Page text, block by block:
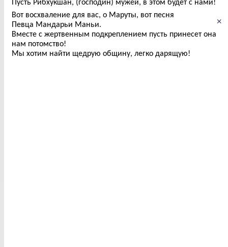
×
Вот восхваление для вас, о Маруты, вот песня
Певца Мандарьи Маньи.
Вместе с жертвенным подкреплением пусть принесет она
нам потомство!
Мы хотим найти щедрую общину, легко дарящую!